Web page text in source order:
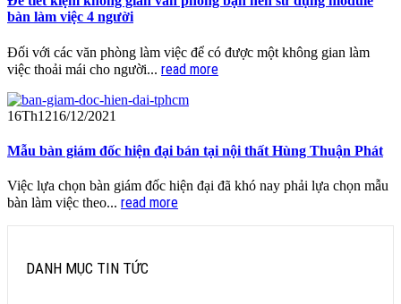
bàn làm việc 4 người
Đối với các văn phòng làm việc để có được một không gian làm
việc thoải mái cho người... read more
16Th1216/12/2021
Mẫu bàn giám đốc hiện đại bán tại nội thất Hùng Thuận Phát
Việc lựa chọn bàn giám đốc hiện đại đã khó nay phải lựa chọn mẫu
bàn làm việc theo... read more
DANH MỤC TIN TỨC